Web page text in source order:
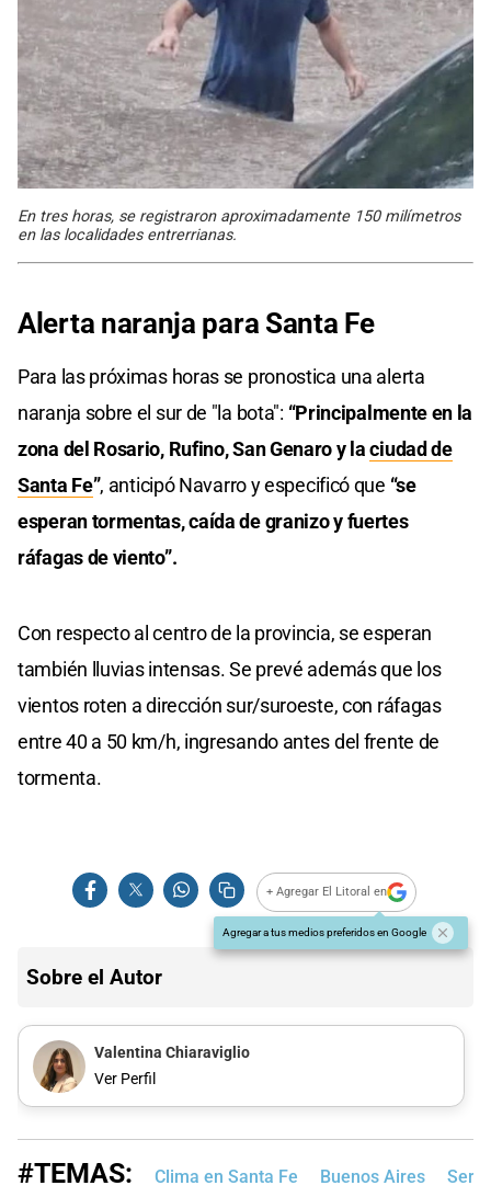
En tres horas, se registraron aproximadamente 150 milímetros
en las localidades entrerrianas.
Alerta naranja para Santa Fe
Para las próximas horas se pronostica una alerta
naranja sobre el sur de "la bota": “Principalmente en la
zona del Rosario, Rufino, San Genaro y laciudad de
Santa Fe”, anticipó Navarro y especificó que “se
esperan tormentas, caída de granizo y fuertes
ráfagas de viento”.
Con respecto al centro de la provincia, se esperan
también lluvias intensas. Se prevé además que los
vientos roten a dirección sur/suroeste, con ráfagas
entre 40 a 50 km/h, ingresando antes del frente de
tormenta.
+ Agregar El Litoral en
Agregar a tus medios preferidos en Google
Sobre el Autor
Valentina Chiaraviglio
Ver Perfil
#TEMAS: Clima en Santa Fe Buenos Aires